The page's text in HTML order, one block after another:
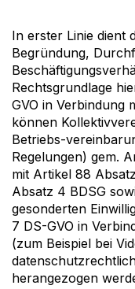
In erster Linie dient
Begründung,
Rechtsgrundlage
GVO in Verbindung
können
Betriebs-
Regelungen) gem.
mit Artikel 88
Absatz 4 BDSG
gesonderten
7 DS-GVO in
(zum Beispiel bei
herangezogen